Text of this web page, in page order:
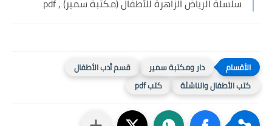
سلسلة الرياض الزاهرة للأطفال (مكتبة سمير) , pdf
دار ومكتبة سمير
قسم أدب الأطفال
كتب الأطفال والناشئة
كتب pdf